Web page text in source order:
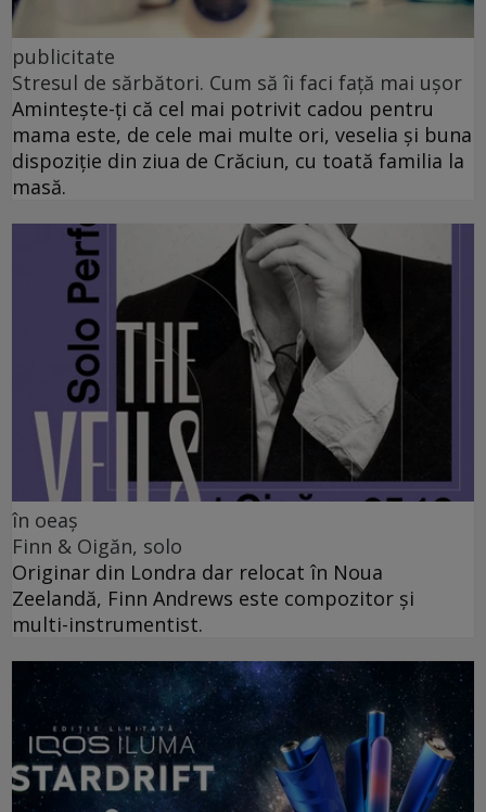
publicitate
Stresul de sărbători. Cum să îi faci față mai ușor
Amintește-ți că cel mai potrivit cadou pentru
mama este, de cele mai multe ori, veselia și buna
dispoziție din ziua de Crăciun, cu toată familia la
masă.
în oeaș
Finn & Oigăn, solo
Originar din Londra dar relocat în Noua
Zeelandă, Finn Andrews este compozitor și
multi-instrumentist.